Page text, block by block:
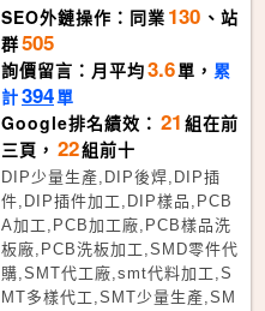
SEO外鏈操作：同業 130 、站
群505
詢價留言：月平均3.6單， 累
計394單
Google排名績效： 21 組在前
三頁， 22組前十
DIP少量生產,DIP後焊,DIP插
件,DIP插件加工,DIP樣品,PCB
A加工,PCB加工廠,PCB樣品洗
板廠,PCB洗板加工,SMD零件代
購,SMT代工廠,smt代料加工,S
MT多樣代工,SMT少量生產,SM